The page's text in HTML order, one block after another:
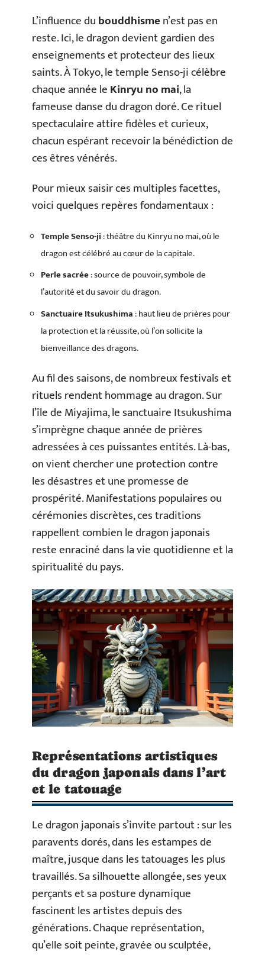
L’influence dubouddhismen’est pas en
reste. Ici, le dragon devient gardien des
enseignements et protecteur des lieux
saints. À Tokyo, le temple Senso-ji célèbre
chaque année leKinryu no mai, la
fameuse danse du dragon doré. Ce rituel
spectaculaire attire fidèles et curieux,
chacun espérant recevoir la bénédiction de
ces êtres vénérés.
Pour mieux saisir ces multiples facettes,
voici quelques repères fondamentaux :
Temple Senso-ji: théâtre du Kinryu no mai, où le
dragon est célébré au cœur de la capitale.
Perle sacrée: source de pouvoir, symbole de
l’autorité et du savoir du dragon.
Sanctuaire Itsukushima: haut lieu de prières pour
la protection et la réussite, où l’on sollicite la
bienveillance des dragons.
Au fil des saisons, de nombreux festivals et
rituels rendent hommage au dragon. Sur
l’île de Miyajima, le sanctuaire Itsukushima
s’imprègne chaque année de prières
adressées à ces puissantes entités. Là-bas,
on vient chercher une protection contre
les désastres et une promesse de
prospérité. Manifestations populaires ou
cérémonies discrètes, ces traditions
rappellent combien le dragon japonais
reste enraciné dans la vie quotidienne et la
spiritualité du pays.
Représentations artistiques
du dragon japonais dans l’art
et le tatouage
Le dragon japonais s’invite partout : sur les
paravents dorés, dans les estampes de
maître, jusque dans les tatouages les plus
travaillés. Sa silhouette allongée, ses yeux
perçants et sa posture dynamique
fascinent les artistes depuis des
générations. Chaque représentation,
qu’elle soit peinte, gravée ou sculptée,